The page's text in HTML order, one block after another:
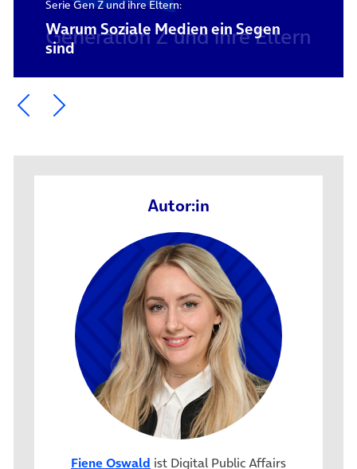
Serie Gen Z und ihre Eltern:
Warum Soziale Medien ein Segen
sind
Ein Element zurück blättern
Ein Element weiter blättern
Autor:in
Fiene Oswald ist Digital Public Affairs